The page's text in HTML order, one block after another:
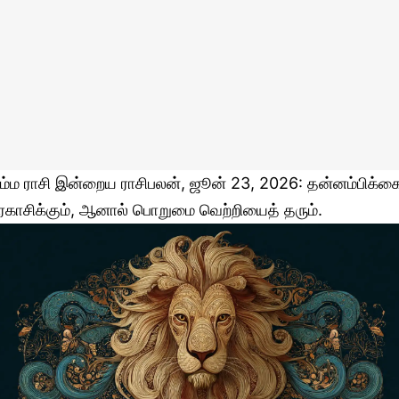
ராசி இன்றைய ராசிபலன், ஜூன் 23, 2026:
ஆனால் பொறுமை வெற்றியைத் தரும்.